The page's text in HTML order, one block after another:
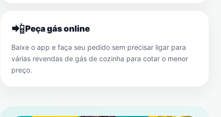
📲Peça gás online
Baixe o app e faça seu pedido sem precisar ligar para
várias revendas de gás de cozinha para cotar o menor
preço.